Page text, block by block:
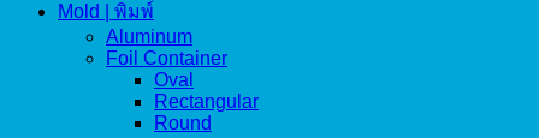
Mold | พิมพ์
Aluminum
Foil Container
Oval
Rectangular
Round